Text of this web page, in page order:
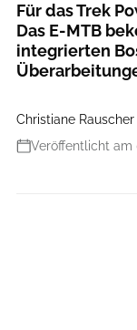
Für das Trek
Das E-MTB
integrierten
Christiane Rauscher
Veröffentlicht am